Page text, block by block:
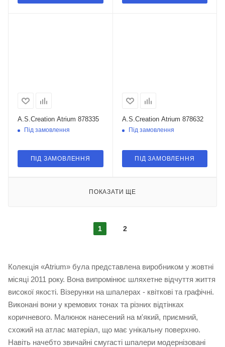
A.S.Creation Atrium 878335
Під замовлення
ПІД ЗАМОВЛЕННЯ
A.S.Creation Atrium 878632
Під замовлення
ПІД ЗАМОВЛЕННЯ
ПОКАЗАТИ ЩЕ
1 2
Колекція «Atrium» була представлена виробником у жовтні
місяці 2011 року. Вона випромінює шляхетне відчуття життя
високої якості. Візерунки на шпалерах - квіткові та графічні.
Виконані вони у кремових тонах та різних відтінках
коричневого. Малюнок нанесений на м'який, приємний,
схожий на атлас матеріал, що має унікальну поверхню.
Навіть начебто звичайні смугасті шпалери модернізовані